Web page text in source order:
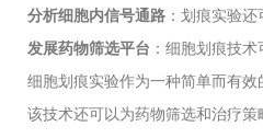
分析细胞内信号通路 ：划痕实验
发展药物筛选平台 ：细胞划痕技
细胞划痕实验作为一种简单而有
该技术还可以为药物筛选和治疗